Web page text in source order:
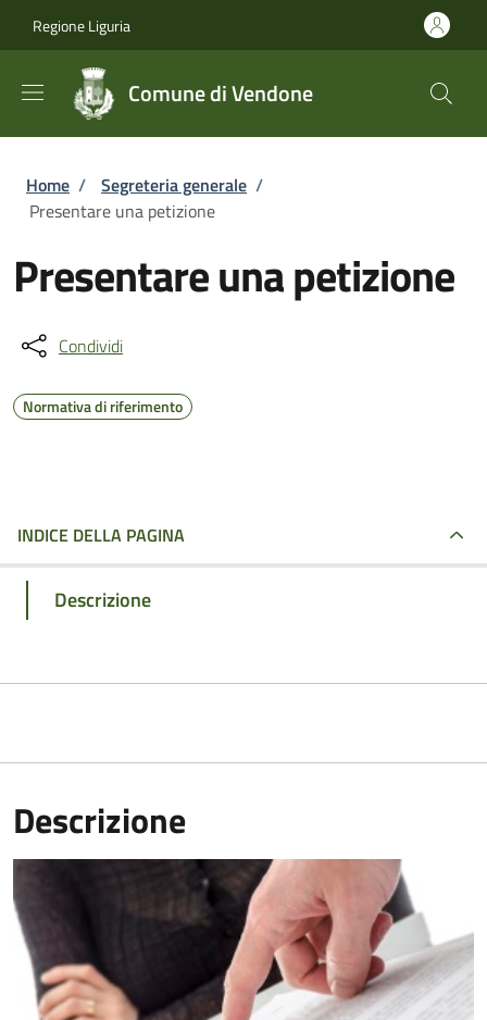
Regione Liguria
Comune di Vendone
Briciole di pane
Home / Segreteria generale /
Presentare una petizione
Presentare una petizione
Condividi
Normativa di riferimento
INDICE DELLA PAGINA
Descrizione
Descrizione